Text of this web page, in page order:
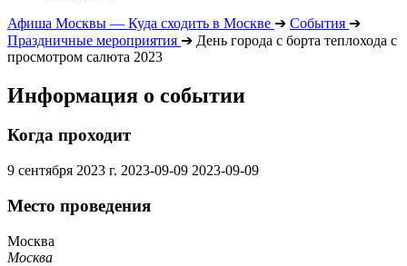
Афиша Москвы — Куда сходить в Москве ➔ События ➔
Праздничные мероприятия ➔ День города с борта теплохода с
просмотром салюта 2023
Информация о событии
Когда проходит
9 сентября 2023 г. 2023-09-09 2023-09-09
Место проведения
Москва
Москва